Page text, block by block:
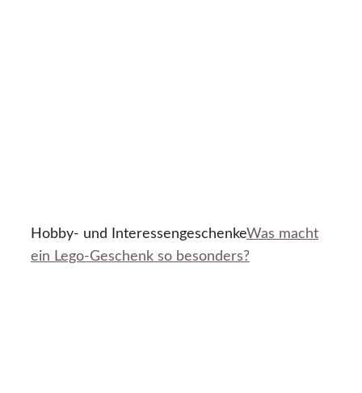
Hobby- und InteressengeschenkeWas macht
ein Lego-Geschenk so besonders?